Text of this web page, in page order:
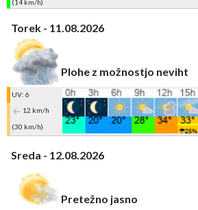
(14 km/h)
Torek - 11.08.2026
Plohe z možnostjo neviht
UV: 6
12 km/h
(30 km/h)
Sreda - 12.08.2026
Pretežno jasno